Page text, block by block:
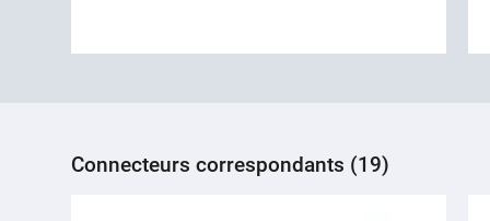
Connecteurs correspondants (19)